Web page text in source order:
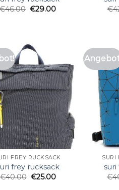
€46.00 €29.00
€
FREY RUCKSACK
frey rucksack
€40.00 €25.00
SURI
suri
€